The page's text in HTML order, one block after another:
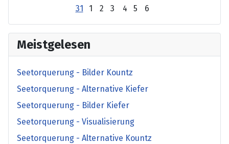
31
1 2 3 4 5 6
Meistgelesen
Seetorquerung - Bilder Kountz
Seetorquerung - Alternative Kiefer
Seetorquerung - Bilder Kiefer
Seetorquerung - Visualisierung
Seetorquerung - Alternative Kountz